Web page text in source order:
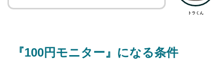
トラくん
『100円モニター』になる条件